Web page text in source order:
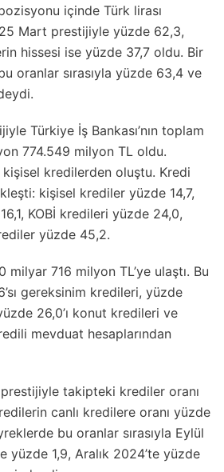
içinde Türk lirası
Mart prestijiyle yüzde 62,3,
hissesi ise yüzde 37,7 oldu. Bir
oranlar sırasıyla yüzde 63,4 ve
Türkiye İş Bankası’nın toplam
774.549 milyon TL oldu.
kişisel kredilerden oluştu. Kredi
kişisel krediler yüzde 14,7,
KOBİ kredileri yüzde 24,0,
yüzde 45,2.
716 milyon TL’ye ulaştı. Bu
gereksinim kredileri, yüzde
26,0’ı konut kredileri ve
mevduat hesaplarından
takipteki krediler oranı
canlı kredilere oranı yüzde
bu oranlar sırasıyla Eylül
yüzde 1,9, Aralık 2024’te yüzde